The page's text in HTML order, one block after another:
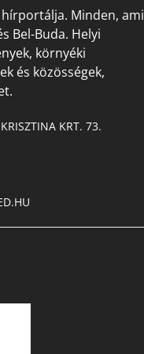
Minden, ami
Bel-Buda. Helyi
környéki
és közösségek,
KRT. 73.